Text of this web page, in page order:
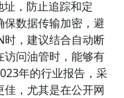
，防止追踪和定
数据传输加密，避
时，建议结合自动断
访问油管时，能够有
年的行业报告，采
佳，尤其是在公开网